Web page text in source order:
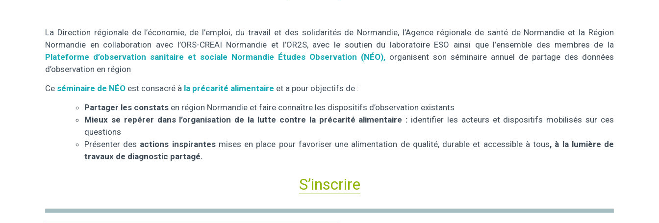
La Direction régionale de l’économie, de l’emploi, du travail et des solidarités de Normandie, l’Agence régionale de santé de Normandie et la Région
Normandie en collaboration avec l’ORS-CREAI Normandie et l’OR2S, avec le soutien du laboratoire ESO ainsi que l’ensemble des membres de la
Plateforme d’observation sanitaire et sociale Normandie Études Observation (NÉO), organisent son séminaire annuel de partage des données
d’observation en région
Ce séminaire de NÉO est consacré à la précarité alimentaire et a pour objectifs de :
Partager les constats en région Normandie et faire connaître les dispositifs d’observation existants
Mieux se repérer dans l’organisation de la lutte contre la précarité alimentaire : identifier les acteurs et dispositifs mobilisés sur ces
questions
Présenter des actions inspirantes mises en place pour favoriser une alimentation de qualité, durable et accessible à tous, à la lumière de
travaux de diagnostic partagé.
S’inscrire